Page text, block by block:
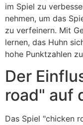
im Spiel zu
nehmen, um das
zu verfeinern. Mit
lernen, das Huhn
hohe Punktzahlen
Der
road" auf
Das Spiel "chicken